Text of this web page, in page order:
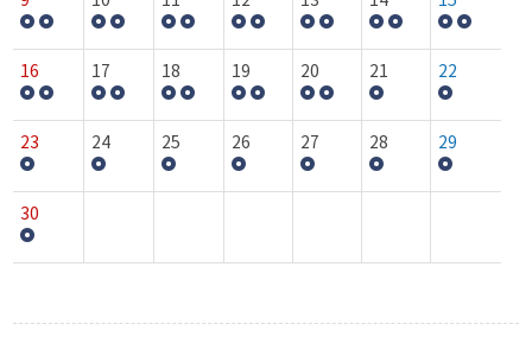
16 17 18 19 20 21 22
23 24 25 26 27 28 29
30